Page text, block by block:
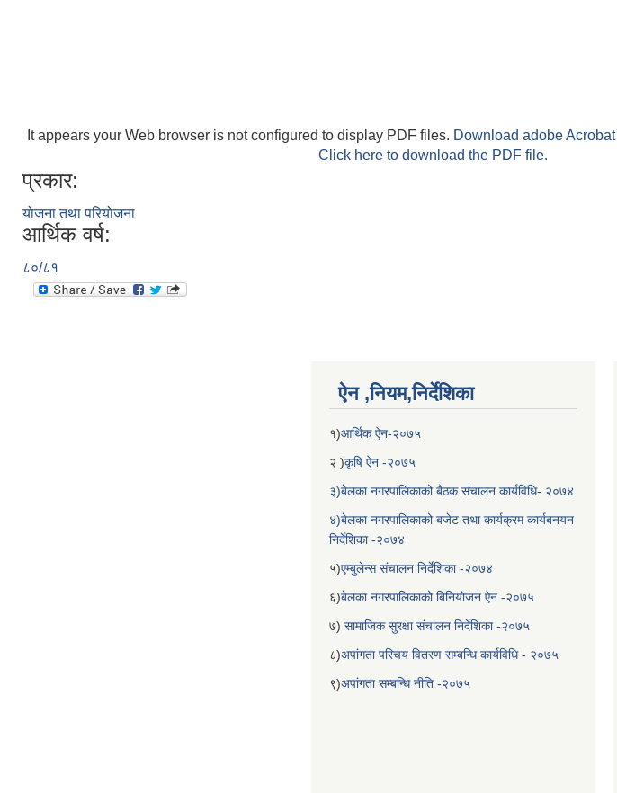
It appears your Web browser is not configured to display PDF files. Download adobe Acrobat
Click here to download the PDF file.
प्रकार:
योजना तथा परियोजना
आर्थिक वर्ष:
८०/८१
ऐन ,नियम,निर्देशिका
१)आर्थिक ऐन-२०७५
२ )कृषि ऐन -२०७५
३)बेलका नगरपालिकाको बैठक संचालन कार्यविधि- २०७४
४)बेलका नगरपालिकाको बजेट तथा कार्यक्रम कार्यबनयन
निर्देशिका -२०७४
५)एम्बुलेन्स संचालन निर्देशिका -२०७४
६)बेलका नगरपालिकाको बिनियोजन ऐन -२०७५
७) सामाजिक सुरक्षा संचालन निर्देशिका -२०७५
८)अपांगता परिचय वितरण सम्बन्धि कार्यविधि - २०७५
९)अपांगता सम्बन्धि नीति -२०७५